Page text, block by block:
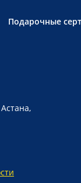
Подарочные